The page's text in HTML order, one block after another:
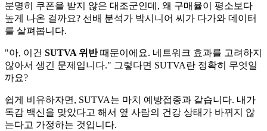
분명히 쿠폰을 받지 않은 대조군인데, 왜 구매율이 평소보다
높게 나온 걸까요? 선배 분석가 박시니어 씨가 다가와 데이터
를 살펴봅니다.
"아, 이건 SUTVA 위반때문이에요. 네트워크 효과를 고려하지
않아서 생긴 문제입니다." 그렇다면 SUTVA란 정확히 무엇일
까요?
쉽게 비유하자면, SUTVA는 마치 예방접종과 같습니다. 내가
독감 백신을 맞았다고 해서 옆 사람의 건강 상태가 바뀌지 않
는다고 가정하는 것입니다.